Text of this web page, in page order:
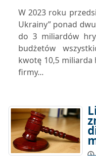
W 2023 roku
Ukrainy” ponad
do 3 miliardów
budżetów
kwotę 10,5 miliarda
firmy...